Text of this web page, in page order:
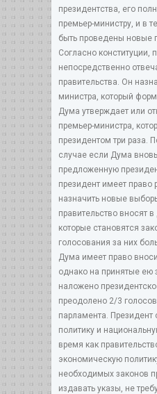
президентства, его
премьер-министру, и в
быть проведены новые
Согласно конституции,
непосредственно
правительства. Он
министра, который
Дума утверждает или
премьер-министра,
президентом три раза.
случае если Дума
предложенную
президент имеет право
назначить новые
правительство вносят
которые становятся
голосования за них
Дума имеет право
однако на принятые ею
наложено
преодолено 2/3
парламента.
политику и
время как
экономическую
необходимых законов
издавать указы, не